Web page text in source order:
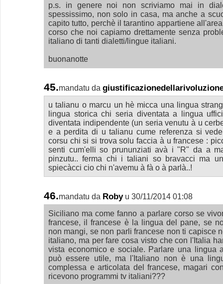
p.s. in genere noi non scriviamo mai in
spessissimo, non solo in casa, ma anche a
capito tutto, perchè il tarantino appartiene
corso che noi capiamo drettamente senza
italiano di tanti dialetti/lingue italiani.
buonanotte
45.mandatu da
u talianu o marcu un hè micca una lingua
lingua storica chi seria diventata a lingua
diventata indipendente (un seria venutu à u
e a perdita di u talianu cume referenza si
corsu chi si si trova solu faccia à u francese :
senti cum'elli so prununziati avà i "R" da a
pinzutu.. ferma chi i taliani so bravacci ma
spiecàcci cio chi n'avemu à fà o à parlà..!
46.mandatu da Roby u 30/11/2014 01:08
Siciliano ma come fanno a parlare corso se
francese, il francese è la lingua del pane, se
non mangi, se non parli francese non ti capisce
italiano, ma per fare cosa visto che con l'Italia
vista economico e sociale. Parlare una lingua
può essere utile, ma l'Italiano non è una
complessa e articolata del francese, magari
ricevono programmi tv italiani???